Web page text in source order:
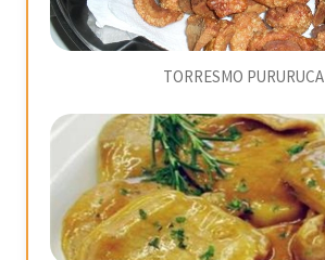
TORRESMO PURURUCA